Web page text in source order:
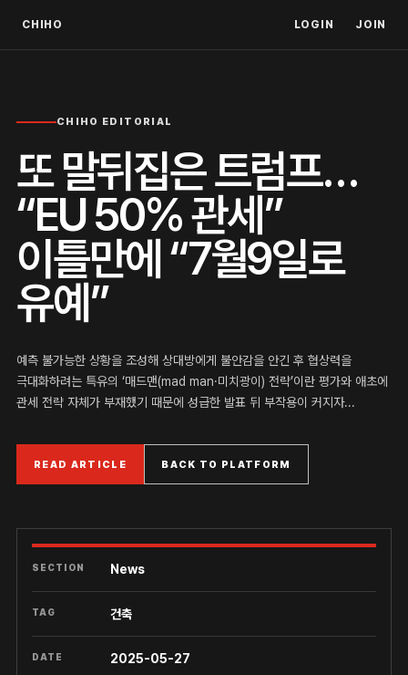
CHIHO LOGIN JOIN
CHIHO EDITORIAL
또 말뒤집은 트럼프…
“EU 50% 관세”
이틀만에 “7월9일로
유예”
예측 불가능한 상황을 조성해 상대방에게 불안감을 안긴 후 협상력을
극대화하려는 특유의 ‘매드맨(mad man·미치광이) 전략’이란 평가와 애초에
관세 전략 자체가 부재했기 때문에 성급한 발표 뒤 부작용이 커지자...
READ ARTICLE BACK TO PLATFORM
SECTION News
TAG 건축
DATE 2025-05-27